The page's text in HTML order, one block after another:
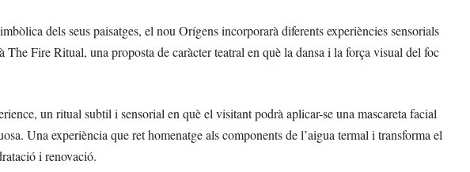
dels seus paisatges, el nou Orígens incorporarà diferents experiències sensorials
The Fire Ritual, una proposta de caràcter teatral en què la dansa i la força visual del foc
un ritual subtil i sensorial en què el visitant podrà aplicar-se una mascareta facial
Una experiència que ret homenatge als components de l’aigua termal i transforma el
i renovació.